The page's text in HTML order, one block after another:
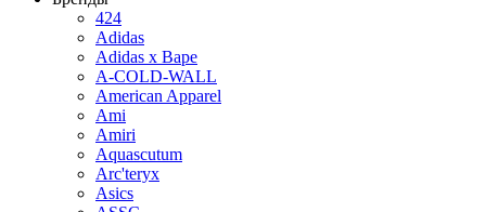
424
Adidas
Adidas x Bape
A-COLD-WALL
American Apparel
Ami
Amiri
Aquascutum
Arc'teryx
Asics